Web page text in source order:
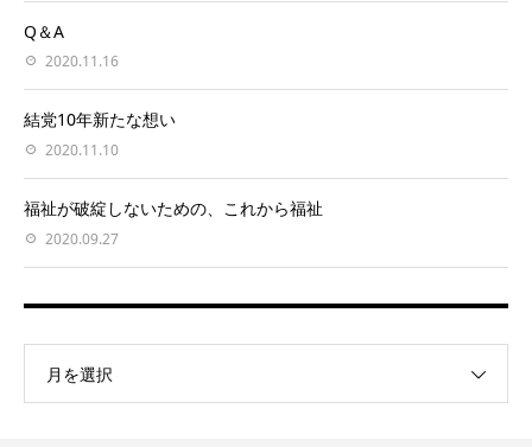
Q＆A
2020.11.16
結党10年新たな想い
2020.11.10
福祉が破綻しないための、これから福祉
2020.09.27
月を選択